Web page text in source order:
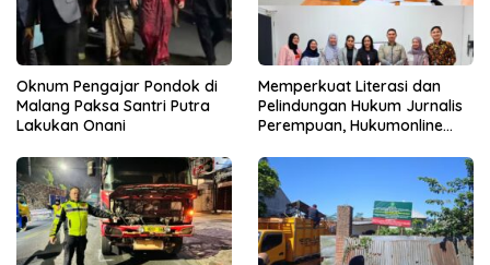
Oknum Pengajar Pondok di
Malang Paksa Santri Putra
Lakukan Onani
Memperkuat Literasi dan
Pelindungan Hukum Jurnalis
Perempuan, Hukumonline
Gratis